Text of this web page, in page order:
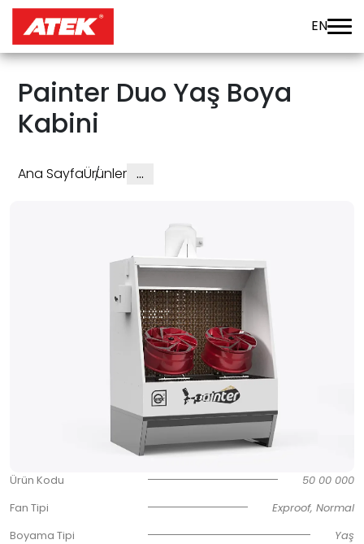
EN
Painter Duo Yaş Boya
Kabini
Ana SayfaÜrünler …
Ürün Kodu
50 00 000
Fan Tipi
Exproof, Normal
Boyama Tipi
Yaş